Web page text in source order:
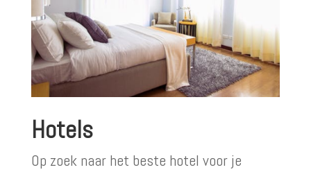
Hotels
Op zoek naar het beste hotel voor je